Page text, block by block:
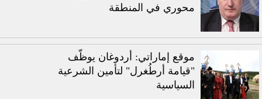
محوري في المنطقة
موقع إماراتي: أردوغان يوظّف
"قيامة أرطُغرل" لتأمين الشرعية
السياسية